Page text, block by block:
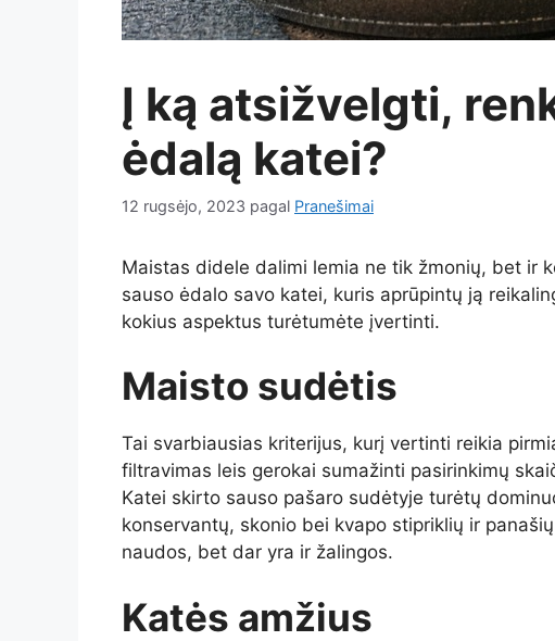
Į ką atsižvelgti,
ėdalą katei?
12 rugsėjo, 2023 pagal Pranešimai
Maistas didele dalimi lemia ne tik žmonių, bet ir
sauso ėdalo savo katei, kuris aprūpintų ją
kokius aspektus turėtumėte įvertinti.
Maisto sudėtis
Tai svarbiausias kriterijus, kurį vertinti reikia
filtravimas leis gerokai sumažinti pasirinkimų
Katei skirto sauso pašaro sudėtyje turėtų
konservantų, skonio bei kvapo stipriklių ir
naudos, bet dar yra ir žalingos.
Katės amžius